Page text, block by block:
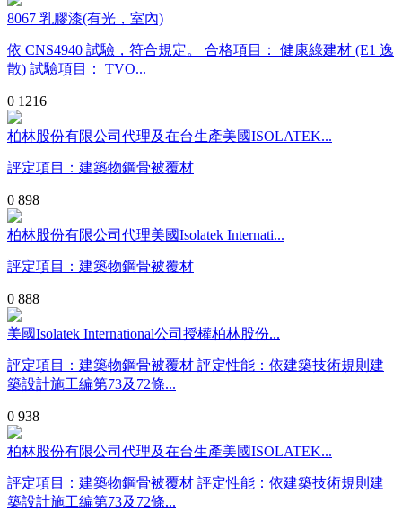
8067 乳膠漆(有光，室內)
依 CNS4940 試驗，符合規定。 合格項目： 健康綠建材 (E1 逸
散) 試驗項目： TVO...
0 1216
柏林股份有限公司代理及在台生產美國ISOLATEK...
評定項目：建築物鋼骨被覆材
0 898
柏林股份有限公司代理美國Isolatek Internati...
評定項目：建築物鋼骨被覆材
0 888
美國Isolatek International公司授權柏林股份...
評定項目：建築物鋼骨被覆材 評定性能：依建築技術規則建
築設計施工編第73及72條...
0 938
柏林股份有限公司代理及在台生產美國ISOLATEK...
評定項目：建築物鋼骨被覆材 評定性能：依建築技術規則建
築設計施工編第73及72條...